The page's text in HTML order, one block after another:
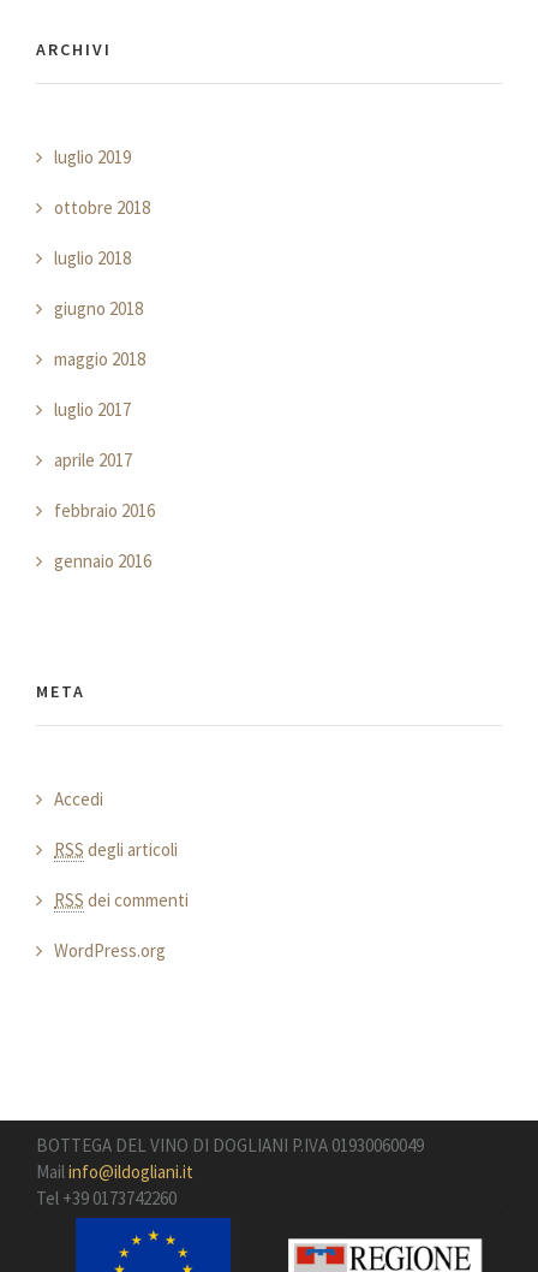
ARCHIVI
luglio 2019
ottobre 2018
luglio 2018
giugno 2018
maggio 2018
luglio 2017
aprile 2017
febbraio 2016
gennaio 2016
META
Accedi
RSS degli articoli
RSS dei commenti
WordPress.org
BOTTEGA DEL VINO DI DOGLIANI P.IVA 01930060049
Mailinfo@ildogliani.it
Tel +39 0173742260